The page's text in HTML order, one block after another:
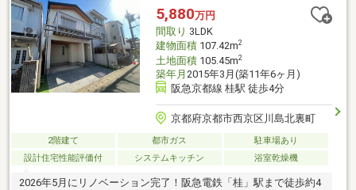
に制限■ ご希望の住まい探しをお手伝いします ━━━━━・・・
物件の詳細・ご相談はお気軽にお問い合わせください。
5,880万円
間取り 3LDK
建物面積107.42m2
土地面積105.45m2
築年月 2015年3月(築11年6ヶ月)
阪急京都線 桂駅 徒歩4分
京都府京都市西京区川島北裏町
2階建て 都市ガス
駐車場あり
設計住宅性能評価付
システムキッチン 浴室乾燥機
2026年5月にリノベーション完了！阪急電鉄「桂」駅まで徒歩約4